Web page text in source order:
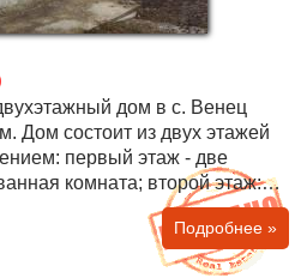
дом в с. Венец
первый этаж - две
комната; второй этаж:
коридор, ванная комната и
со сменными стеклопакетами
крышей. Дополнительные
Подробнее »